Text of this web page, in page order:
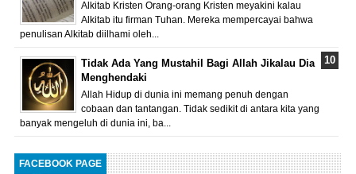
Alkitab Kristen Orang-orang Kristen meyakini kalau
Alkitab itu firman Tuhan. Mereka mempercayai bahwa
penulisan Alkitab diilhami oleh...
Tidak Ada Yang Mustahil Bagi Allah Jikalau Dia
Menghendaki
Allah Hidup di dunia ini memang penuh dengan
cobaan dan tantangan. Tidak sedikit di antara kita yang
banyak mengeluh di dunia ini, ba...
FACEBOOK PAGE